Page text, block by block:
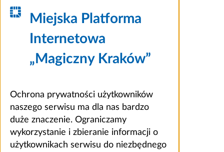
Miejska Platforma
Internetowa
„Magiczny Kraków”
Ochrona prywatności użytkowników
naszego serwisu ma dla nas bardzo
duże znaczenie. Ograniczamy
wykorzystanie i zbieranie informacji o
użytkownikach serwisu do niezbędnego